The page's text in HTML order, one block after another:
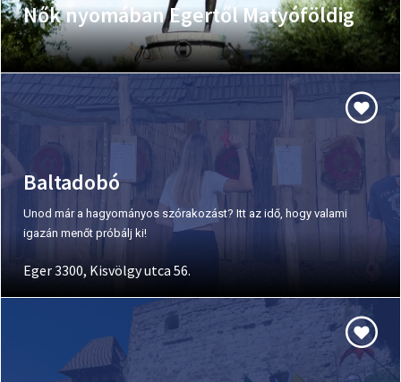
Nők nyomában Egertől Matyóföldig
Baltadobó
Unod már a hagyományos szórakozást? Itt az idő, hogy valami
igazán menőt próbálj ki!
Eger 3300, Kisvölgy utca 56.